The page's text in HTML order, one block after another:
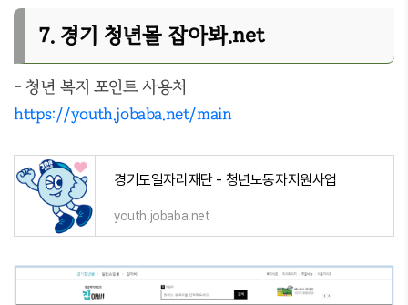
7. 경기 청년몰 잡아봐.net
- 청년 복지 포인트 사용처
https://youth.jobaba.net/main
경기도일자리재단 - 청년노동자지원사업
youth.jobaba.net